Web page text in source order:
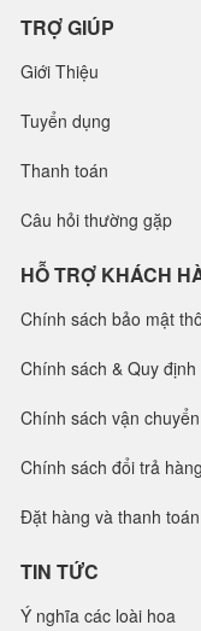
TRỢ GIÚP
Giới Thiệu
Tuyển dụng
Thanh toán
Câu hỏi thường gặp
HỖ TRỢ KHÁCH
Chính sách bảo mật
Chính sách & Quy định
Chính sách vận chuyển
Chính sách đổi trả hàng
Đặt hàng và thanh
TIN TỨC
Ý nghĩa các loài hoa